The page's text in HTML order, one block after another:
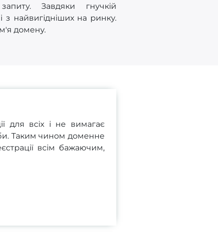
Завдяки гнучкій
з найвигідніших на ринку.
домену.
для всіх і не вимагає
Таким чином доменне
всім бажаючим,